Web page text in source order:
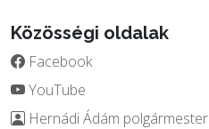
Közösségi oldalak
Facebook
YouTube
Hernádi Ádám polgármester